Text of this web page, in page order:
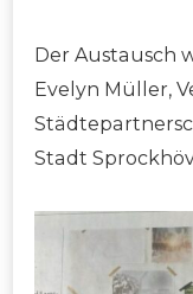
Der Austausch
Evelyn Müller,
Stadt